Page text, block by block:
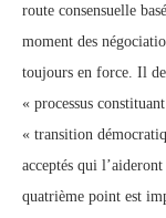
route consensuelle
moment des
toujours en force. Il
« processus
« transition
acceptés qui
quatrième point est